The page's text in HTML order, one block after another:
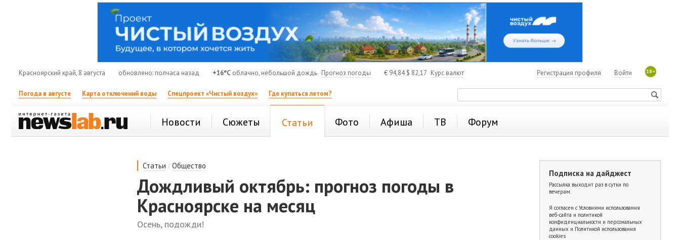
Красноярский край, 8 августа обновлено: полчаса назад +16°C облачно, небольшой дождь Прогноз погоды € 94,84$ 82,17 Курс валют 18+
Войти
Регистрация профиля
Погода в августе Карта отключений воды Спецпроект «Чистый воздух» Где купаться летом?
Новости Сюжеты Статьи Фото Афиша ТВ Форум
Статьи /Общество
Дождливый октябрь: прогноз погоды в
Красноярске на месяц
Осень, подожди!
Подписка на дайджест
Рассылка выходит раз в сутки по
вечерам.
Я согласен с Условиями использования
веб-сайта и политикой
конфиденциальности и персональных
данных и Политикой использования
cookies